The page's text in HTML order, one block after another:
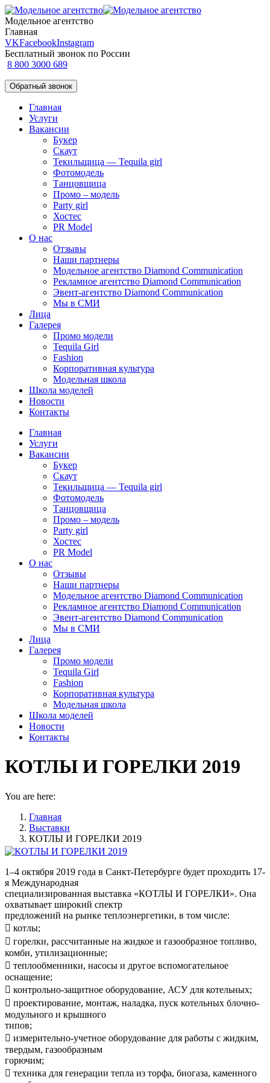
Модельное агентство
Главная
VKFacebookInstagram
Бесплатный звонок по России
8 800 3000 689
Обратный звонок
Главная
Услуги
Вакансии
Букер
Скаут
Текильщица — Tequila girl
Фотомодель
Танцовщица
Промо – модель
Party girl
Хостес
PR Model
О нас
Отзывы
Наши партнеры
Модельное агентство Diamond Communication
Рекламное агентство Diamond Communication
Эвент-агентство Diamond Communication
Мы в СМИ
Лица
Галерея
Промо модели
Tequila Girl
Fashion
Корпоративная культура
Модельная школа
Школа моделей
Новости
Контакты
Главная
Услуги
Вакансии
Букер
Скаут
Текильщица — Tequila girl
Фотомодель
Танцовщица
Промо – модель
Party girl
Хостес
PR Model
О нас
Отзывы
Наши партнеры
Модельное агентство Diamond Communication
Рекламное агентство Diamond Communication
Эвент-агентство Diamond Communication
Мы в СМИ
Лица
Галерея
Промо модели
Tequila Girl
Fashion
Корпоративная культура
Модельная школа
Школа моделей
Новости
Контакты
КОТЛЫ И ГОРЕЛКИ 2019
You are here:
Главная
Выставки
КОТЛЫ И ГОРЕЛКИ 2019
1–4 октября 2019 года в Санкт-Петербурге будет проходить 17-
я Международная
специализированная выставка «КОТЛЫ И ГОРЕЛКИ». Она
охватывает широкий спектр
предложений на рынке теплоэнергетики, в том числе:
 котлы;
 горелки, рассчитанные на жидкое и газообразное топливо,
комби, утилизационные;
 теплообменники, насосы и другое вспомогательное
оснащение;
 контрольно-защитное оборудование, АСУ для котельных;
 проектирование, монтаж, наладка, пуск котельных блочно-
модульного и крышного
типов;
 измерительно-учетное оборудование для работы с жидким,
твердым, газообразным
горючим;
 техника для генерации тепла из торфа, биогаза, каменного